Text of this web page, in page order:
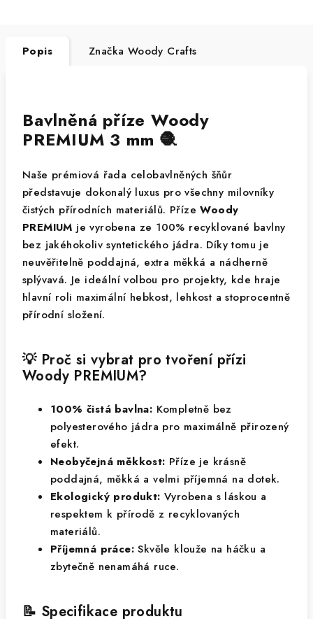
Popis Značka Woody Crafts
Bavlněná příze Woody
PREMIUM 3 mm 🧶
Naše prémiová řada celobavlněných šňůr
představuje dokonalý luxus pro všechny milovníky
čistých přírodních materiálů. PřízeWoody
PREMIUM je vyrobena ze 100% recyklované bavlny
bez jakéhokoliv syntetického jádra. Díky tomu je
neuvěřitelně poddajná, extra měkká a nádherně
splývavá. Je ideální volbou pro projekty, kde hraje
hlavní roli maximální hebkost, lehkost a stoprocentně
přírodní složení.
💡 Proč si vybrat pro tvoření přízi
Woody PREMIUM?
100% čistá bavlna: Kompletně bez
polyesterového jádra pro maximálně přirozený
efekt.
Neobyčejná měkkost: Příze je krásně
poddajná, měkká a velmi příjemná na dotek.
Ekologický produkt: Vyrobena s láskou a
respektem k přírodě z recyklovaných
materiálů.
Příjemná práce: Skvěle klouže na háčku a
zbytečně nenamáhá ruce.
📝 Specifikace produktu